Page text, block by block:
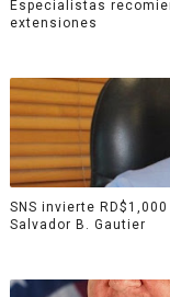
Especialistas
extensiones
SNS invierte
Salvador B. Gautier